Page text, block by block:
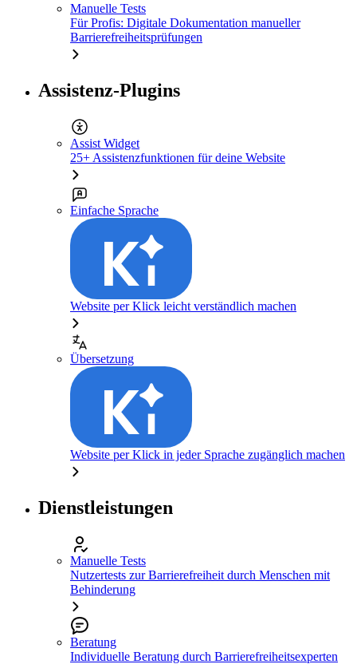
Manuelle Tests
Für Profis: Digitale Dokumentation manueller
Barrierefreiheitsprüfungen
Assistenz-Plugins
Assist Widget
25+ Assistenzfunktionen für deine Website
Einfache Sprache
Website per Klick leicht verständlich machen
Übersetzung
Website per Klick in jeder Sprache zugänglich machen
Dienstleistungen
Manuelle Tests
Nutzertests zur Barrierefreiheit durch Menschen mit
Behinderung
Beratung
Individuelle Beratung durch Barrierefreiheitsexperten